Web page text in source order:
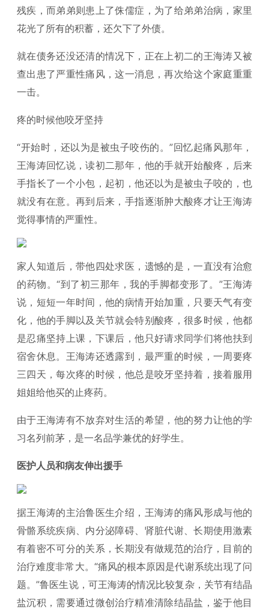
残疾，而弟弟则患上了侏儒症，为了给弟弟治病，家里
花光了所有的积蓄，还欠下了外债。
就在债务还没还清的情况下，正在上初二的王海涛又被
查出患了严重性痛风，这一消息，再次给这个家庭重重
一击。
疼的时候他咬牙坚持
“开始时，还以为是被虫子咬伤的。”回忆起痛风那年，
王海涛回忆说，读初二那年，他的手就开始酸疼，后来
手指长了一个小包，起初，他还以为是被虫子咬的，也
就没有在意。再到后来，手指逐渐肿大酸疼才让王海涛
觉得事情的严重性。
家人知道后，带他四处求医，遗憾的是，一直没有治愈
的药物。“到了初三那年，我的手脚都变形了。”王海涛
说，短短一年时间，他的病情开始加重，只要天气有变
化，他的手脚以及关节就会特别酸疼，很多时候，他都
是忍痛坚持上课，下课后，他只好请求同学们将他扶到
宿舍休息。王海涛还透露到，最严重的时候，一周要疼
三四天，每次疼的时候，他总是咬牙坚持着，接着服用
姐姐给他买的止疼药。
由于王海涛有不放弃对生活的希望，他的努力让他的学
习名列前茅，是一名品学兼优的好学生。
医护人员和病友伸出援手
据王海涛的主治鲁医生介绍，王海涛的痛风形成与他的
骨骼系统疾病、内分泌障碍、肾脏代谢、长期使用激素
有着密不可分的关系，长期没有做规范的治疗，目前的
治疗难度非常大。“痛风的根本原因是代谢系统出现了问
题。”鲁医生说，可王海涛的情况比较复杂，关节有结晶
盐沉积，需要通过微创治疗精准清除结晶盐，鉴于他目